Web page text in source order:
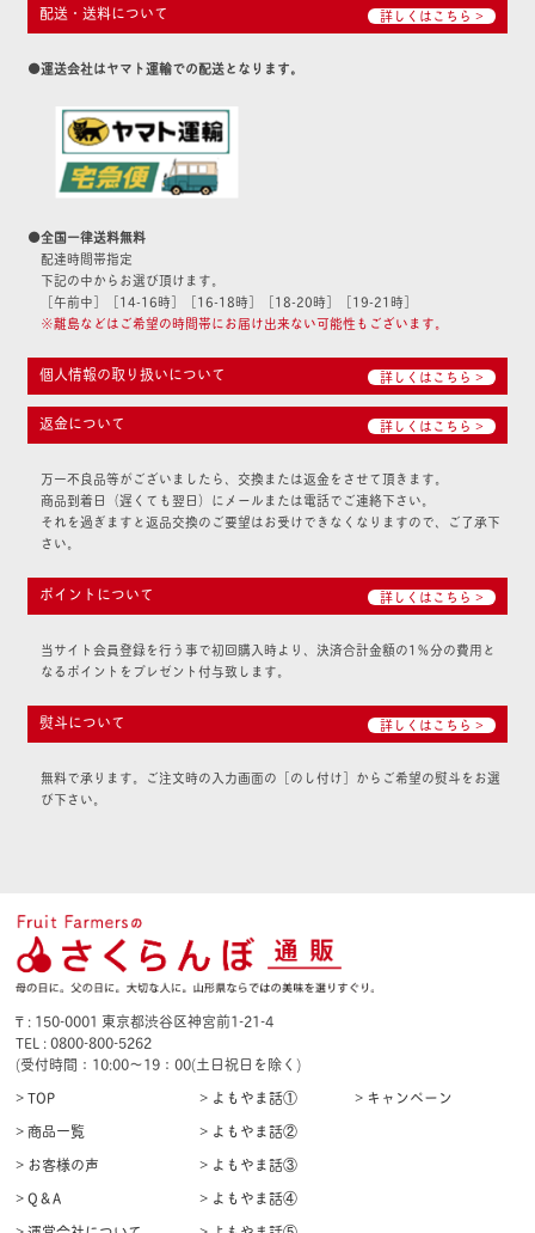
配送・送料について 詳しくはこちら >
●運送会社はヤマト運輸での配送となります。
●全国一律送料無料
配達時間帯指定
下記の中からお選び頂けます。
［午前中］［14-16時］［16-18時］［18-20時］［19-21時］
※離島などはご希望の時間帯にお届け出来ない可能性もございます。
個人情報の取り扱いについて 詳しくはこちら >
返金について 詳しくはこちら >
万一不良品等がございましたら、交換または返金をさせて頂きます。
商品到着日（遅くても翌日）にメールまたは電話でご連絡下さい。
それを過ぎますと返品交換のご要望はお受けできなくなりますので、ご了承下
さい。
ポイントについて 詳しくはこちら >
当サイト会員登録を行う事で初回購入時より、決済合計金額の1％分の費用と
なるポイントをプレゼント付与致します。
熨斗について 詳しくはこちら >
無料で承ります。ご注文時の入力画面の［のし付け］からご希望の熨斗をお選
び下さい。
₸ : 150-0001 東京都渋谷区神宮前1-21-4
TEL : 0800-800-5262
(受付時間：10:00〜19：00(土日祝日を除く)
> TOP
> 商品一覧
> お客様の声
> Q＆A
> よもやま話①
> よもやま話②
> よもやま話③
> よもやま話④
> キャンペーン